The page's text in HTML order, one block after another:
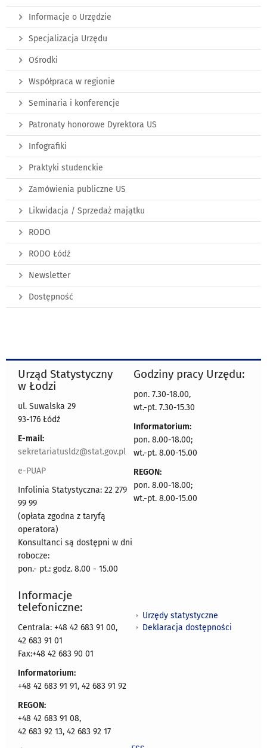
Informacje o Urzędzie
Specjalizacja Urzędu
Ośrodki
Współpraca w regionie
Seminaria i konferencje
Patronaty honorowe Dyrektora US
Infografiki
Praktyki studenckie
Zamówienia publiczne US
Likwidacja / Sprzedaż majątku
RODO
RODO Łódź
Newsletter
Dostępność
Urząd Statystyczny
w Łodzi
ul. Suwalska 29
93-176 Łódź
E-mail:
sekretariatusldz@stat.gov.pl
e-PUAP
Infolinia Statystyczna: 22 279
99 99
(opłata zgodna z taryfą
operatora)
Konsultanci są dostępni w dni
robocze:
pon.- pt.: godz. 8.00 - 15.00
Godziny pracy Urzędu:
pon. 7.30-18.00,
wt.-pt. 7.30-15.30
Informatorium:
pon. 8.00-18.00;
wt.-pt. 8.00-15.00
REGON:
pon. 8.00-18.00;
wt.-pt. 8.00-15.00
Informacje
telefoniczne:
Centrala: +48 42 683 91 00,
42 683 91 01
Fax:+48 42 683 90 01
Informatorium:
+48 42 683 91 91, 42 683 91 92
REGON:
+48 42 683 91 08,
42 683 92 13, 42 683 92 17
Urzędy statystyczne
Deklaracja dostępności